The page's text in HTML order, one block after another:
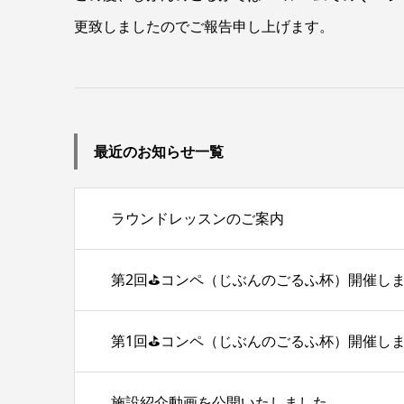
更致しましたのでご報告申し上げます。
最近のお知らせ一覧
ラウンドレッスンのご案内
第2回⛳コンペ（じぶんのごるふ杯）開催し
第1回⛳コンペ（じぶんのごるふ杯）開催し